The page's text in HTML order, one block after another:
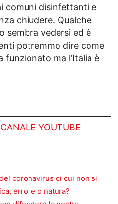
comuni disinfettanti e
chiudere. Qualche
sembra vedersi ed è
potremmo dire come
funzionato ma l’Italia è
YOUTUBE
coronavirus di cui non si
errore o natura?